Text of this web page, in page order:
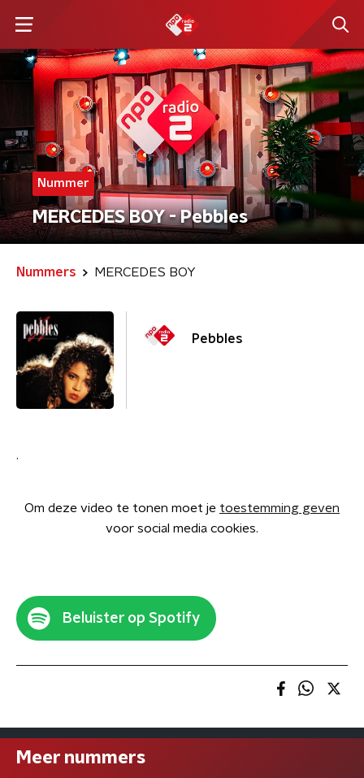
Nummer
MERCEDES BOY - Pebbles
Nummers MERCEDES BOY
Pebbles
.
Om deze video te tonen moet je toestemming geven
voor social media cookies.
Beluister op Spotify
Meer nummers